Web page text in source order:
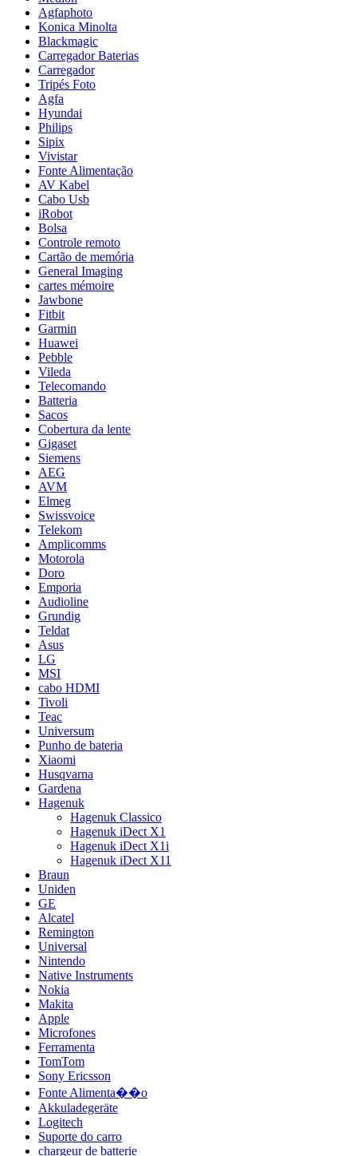
Agfaphoto
Konica Minolta
Blackmagic
Carregador Baterias
Carregador
Tripés Foto
Agfa
Hyundai
Philips
Sipix
Vivistar
Fonte Alimentação
AV Kabel
Cabo Usb
iRobot
Bolsa
Controle remoto
Cartão de memória
General Imaging
cartes mémoire
Jawbone
Fitbit
Garmin
Huawei
Pebble
Vileda
Telecomando
Batteria
Sacos
Cobertura da lente
Gigaset
Siemens
AEG
AVM
Elmeg
Swissvoice
Telekom
Amplicomms
Motorola
Doro
Emporia
Audioline
Grundig
Teldat
Asus
LG
MSI
cabo HDMI
Tivoli
Teac
Universum
Punho de bateria
Xiaomi
Husqvarna
Gardena
Hagenuk
Hagenuk Classico
Hagenuk iDect X1
Hagenuk iDect X1i
Hagenuk iDect X11
Braun
Uniden
GE
Alcatel
Remington
Universal
Nintendo
Native Instruments
Nokia
Makita
Apple
Microfones
Ferramenta
TomTom
Sony Ericsson
Fonte Alimenta��o
Akkuladegeräte
Logitech
Suporte do carro
chargeur de batterie